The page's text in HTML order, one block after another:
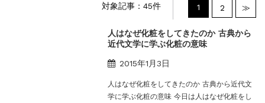
2026年度夏季・シルバーウィーク休業の...
【新商品】厚口ヘアカラーチャートA4サイ...
9月24日頃よりオンラインショップの送料...
在庫処分セールのお知らせ【なくなり次第終...
1 2 ≫
対象記事：45件
人はなぜ化粧をしてきたのか 古典から
近代文学に学ぶ化粧の意味
2015年1月3日
人はなぜ化粧をしてきたのか 古典から近代文
学に学ぶ化粧の意味 今日は人はなぜ化粧をし